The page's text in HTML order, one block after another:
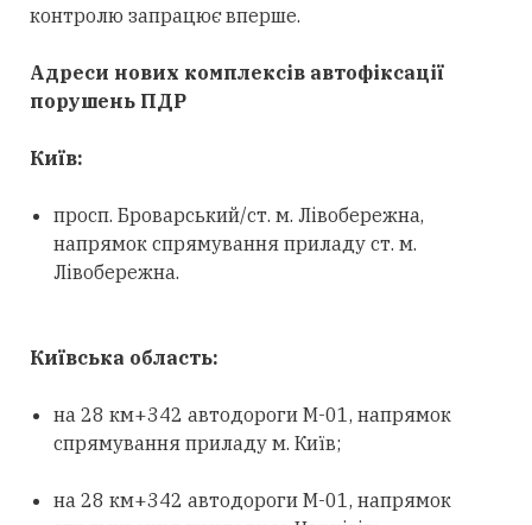
контролю запрацює вперше.
Адреси нових комплексів автофіксації
порушень ПДР
Київ:
просп. Броварський/ст. м. Лівобережна,
напрямок спрямування приладу ст. м.
Лівобережна.
Київська область:
на 28 км+342 автодороги М-01, напрямок
спрямування приладу м. Київ;
на 28 км+342 автодороги М-01, напрямок